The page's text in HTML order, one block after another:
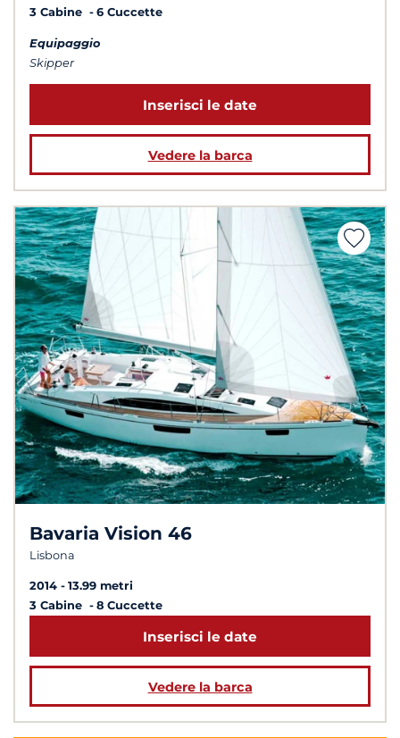
3 Cabine
6 Cuccette
Equipaggio
Skipper
Inserisci le date
Vedere la barca
Bavaria Vision 46
Lisbona
2014
13.99 metri
3 Cabine
8 Cuccette
Inserisci le date
Vedere la barca